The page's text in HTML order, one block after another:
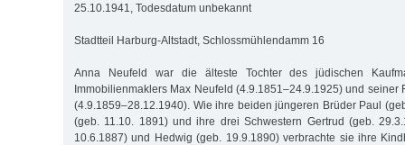
25.10.1941, Todesdatum unbekannt
Stadtteil Harburg-Altstadt, Schlossmühlendamm 16
Anna Neufeld war die älteste Tochter des jüdischen
Immobilienmaklers Max Neufeld (4.9.1851–24.9.1925) und seiner
(4.9.1859–28.12.1940). Wie ihre beiden jüngeren Brüder Paul
(geb. 11.10. 1891) und ihre drei Schwestern Gertrud (geb.
10.6.1887) und Hedwig (geb. 19.9.1890) verbrachte sie ihre